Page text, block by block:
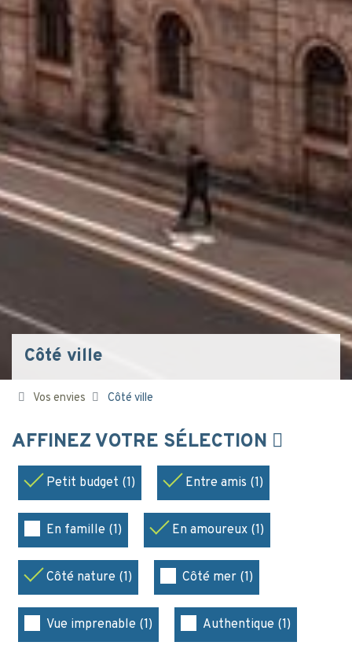
Côté ville
Vos envies Côté ville
AFFINEZ VOTRE SÉLECTION
Petit budget (1) Entre amis (1)
En famille (1) En amoureux (1)
Côté nature (1) Côté mer (1)
Vue imprenable (1) Authentique (1)